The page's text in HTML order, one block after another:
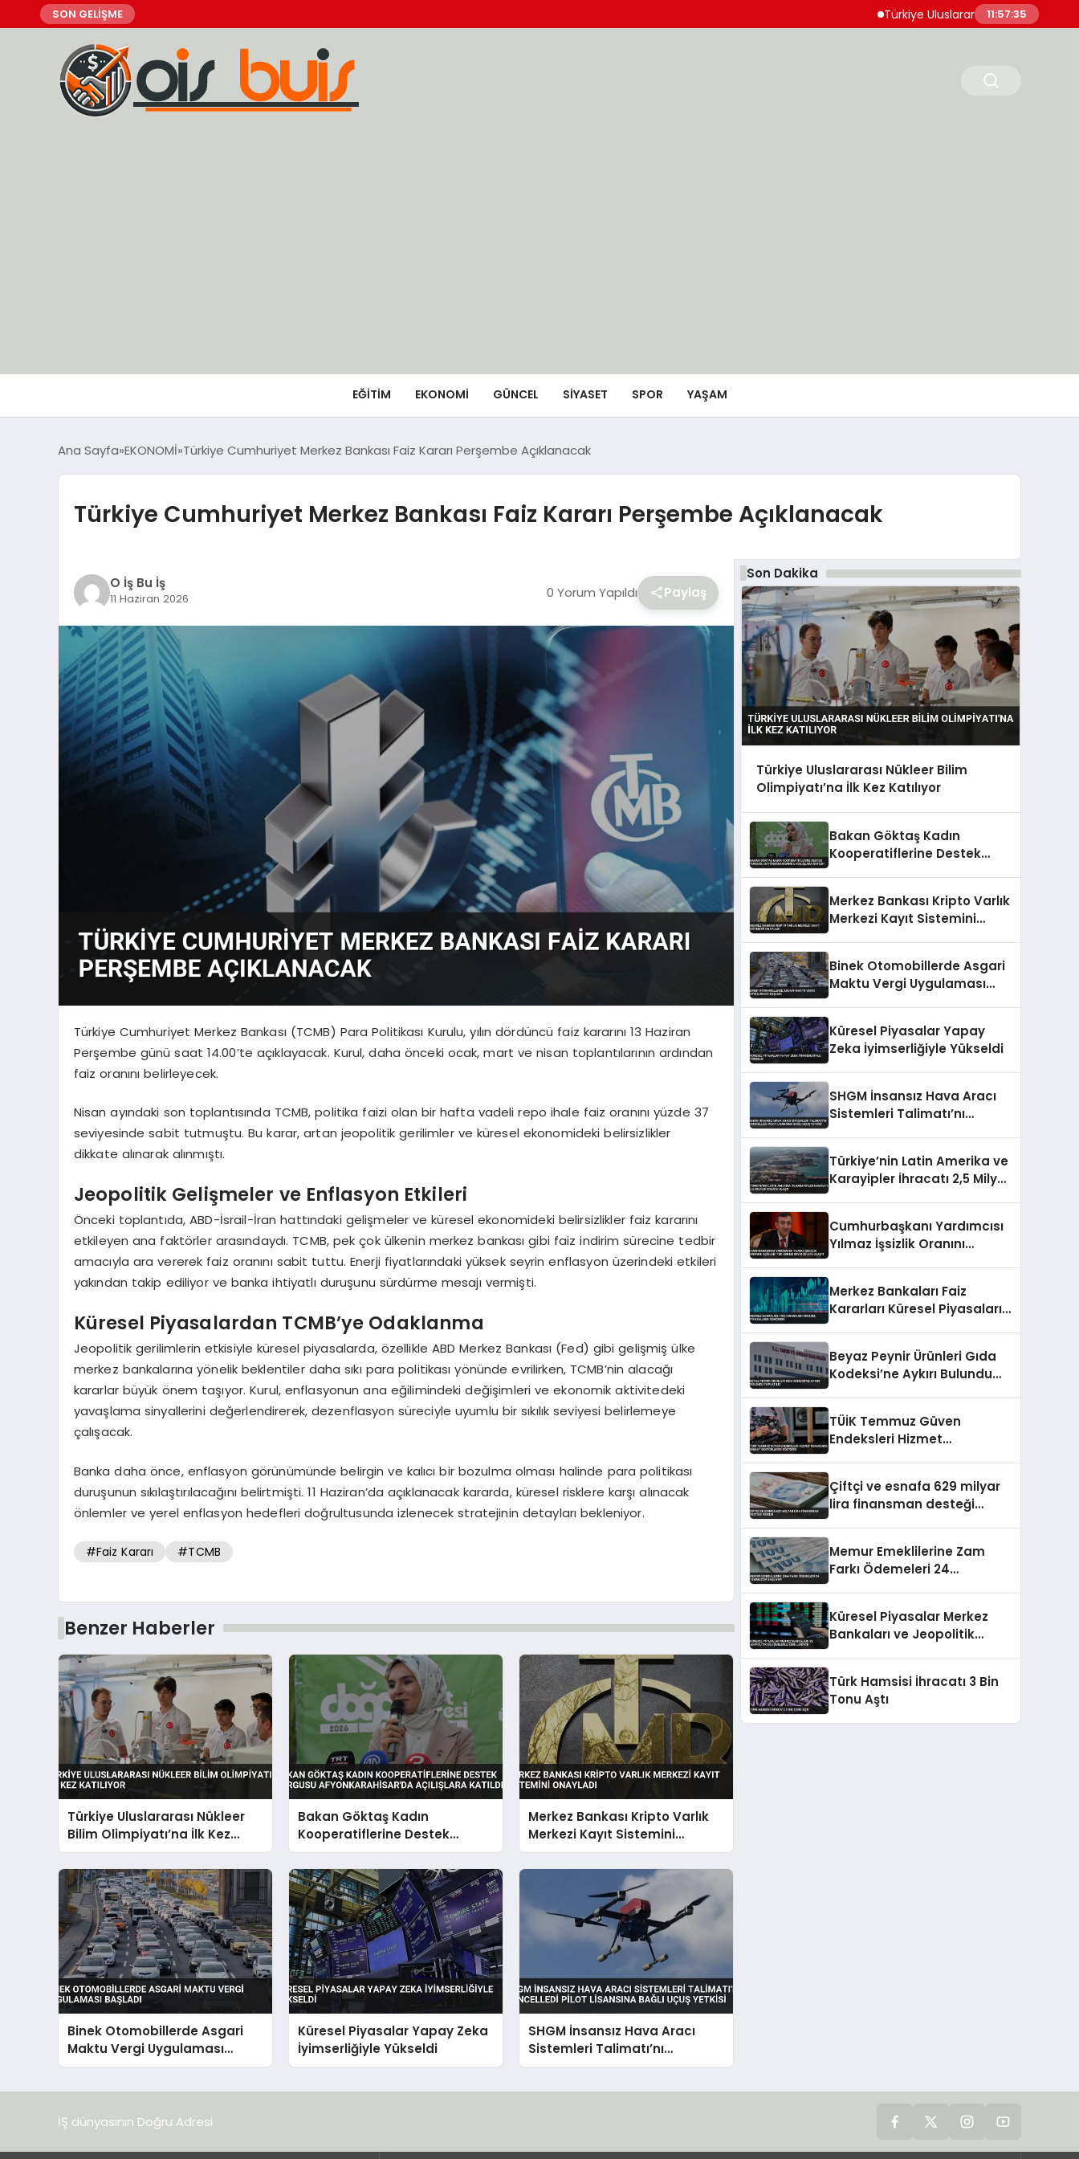
SON GELİŞME Türkiye Uluslararası Nükleer Bilim
11:57:36
EĞİTİM EKONOMİ GÜNCEL SIYASET SPOR YAŞAM
Ana Sayfa EKONOMİ Türkiye Cumhuriyet Merkez Bankası Faiz Kararı Perşembe Açıklanacak
Türkiye Cumhuriyet Merkez Bankası Faiz Kararı Perşembe Açıklanacak
O İş Bu İş
11 Haziran 2026 0 Yorum Yapıldı Paylaş
Türkiye Cumhuriyet Merkez Bankası (TCMB) Para Politikası Kurulu, yılın dördüncü faiz kararını 13 Haziran
Perşembe günü saat 14.00’te açıklayacak. Kurul, daha önceki ocak, mart ve nisan toplantılarının ardından
faiz oranını belirleyecek.
Nisan ayındaki son toplantısında TCMB, politika faizi olan bir hafta vadeli repo ihale faiz oranını yüzde 37
seviyesinde sabit tutmuştu. Bu karar, artan jeopolitik gerilimler ve küresel ekonomideki belirsizlikler
dikkate alınarak alınmıştı.
Jeopolitik Gelişmeler ve Enflasyon Etkileri
Önceki toplantıda, ABD-İsrail-İran hattındaki gelişmeler ve küresel ekonomideki belirsizlikler faiz kararını
etkileyen ana faktörler arasındaydı. TCMB, pek çok ülkenin merkez bankası gibi faiz indirim sürecine tedbir
amacıyla ara vererek faiz oranını sabit tuttu. Enerji fiyatlarındaki yüksek seyrin enflasyon üzerindeki etkileri
yakından takip ediliyor ve banka ihtiyatlı duruşunu sürdürme mesajı vermişti.
Küresel Piyasalardan TCMB’ye Odaklanma
Jeopolitik gerilimlerin etkisiyle küresel piyasalarda, özellikle ABD Merkez Bankası (Fed) gibi gelişmiş ülke
merkez bankalarına yönelik beklentiler daha sıkı para politikası yönünde evrilirken, TCMB’nin alacağı
kararlar büyük önem taşıyor. Kurul, enflasyonun ana eğilimindeki değişimleri ve ekonomik aktivitedeki
yavaşlama sinyallerini değerlendirerek, dezenflasyon süreciyle uyumlu bir sıkılık seviyesi belirlemeye
çalışacak.
Banka daha önce, enflasyon görünümünde belirgin ve kalıcı bir bozulma olması halinde para politikası
duruşunun sıkılaştırılacağını belirtmişti. 11 Haziran’da açıklanacak kararda, küresel risklere karşı alınacak
önlemler ve yerel enflasyon hedefleri doğrultusunda izlenecek stratejinin detayları bekleniyor.
#Faiz Kararı #TCMB
Benzer Haberler
Türkiye Uluslararası Nükleer
Bilim Olimpiyatı’na İlk Kez
Katılıyor
Bakan Göktaş Kadın
Kooperatiflerine Destek
Vurgusu Afyonkarahisar’da
Açılışlara Katıldı
Merkez Bankası Kripto Varlık
Merkezi Kayıt Sistemini
Onayladı
Binek Otomobillerde Asgari
Maktu Vergi Uygulaması
Başladı
Küresel Piyasalar Yapay Zeka
İyimserliğiyle Yükseldi
SHGM İnsansız Hava Aracı
Sistemleri Talimatı’nı
Güncelledi Pilot Lisansına
Son Dakika
Türkiye Uluslararası Nükleer Bilim
Olimpiyatı’na İlk Kez Katılıyor
Bakan Göktaş Kadın
Kooperatiflerine Destek
Merkez Bankası Kripto Varlık
Merkezi Kayıt Sistemini
Binek Otomobillerde Asgari
Maktu Vergi Uygulaması
Küresel Piyasalar Yapay
Zeka İyimserliğiyle Yükseldi
SHGM İnsansız Hava Aracı
Sistemleri Talimatı’nı
Türkiye’nin Latin Amerika ve
Karayipler İhracatı 2,5 Milyar
Cumhurbaşkanı Yardımcısı
Yılmaz İşsizlik Oranını
Merkez Bankaları Faiz
Kararları Küresel Piyasaların
Beyaz Peynir Ürünleri Gıda
Kodeksi’ne Aykırı Bulundu
TÜİK Temmuz Güven
Endeksleri Hizmet
Çiftçi ve esnafa 629 milyar
lira finansman desteği
Memur Emeklilerine Zam
Farkı Ödemeleri 24
Küresel Piyasalar Merkez
Bankaları ve Jeopolitik
Türk Hamsisi İhracatı 3 Bin
Tonu Aştı
İŞ dünyasının Doğru Adresi